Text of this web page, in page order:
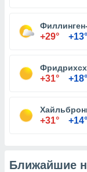
+29° +13°
+31° +18°
+31° +14°
Ближайшие